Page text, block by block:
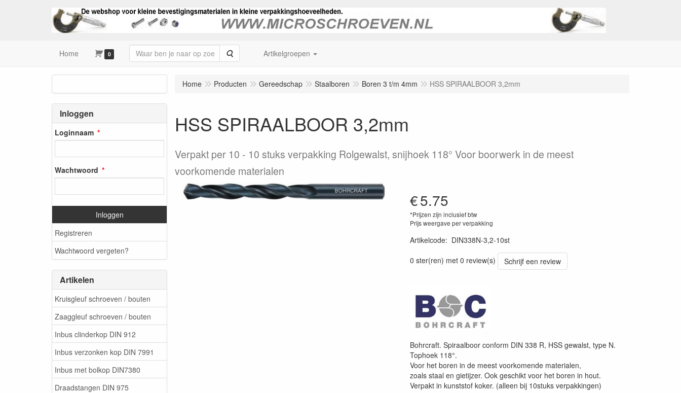
Home 0 Zoeken Artikelgroepen
Inloggen
Loginnaam
Wachtwoord
Inloggen
Registreren
Wachtwoord vergeten?
Artikelen
Kruisgleuf schroeven / bouten
Zaaggleuf schroeven / bouten
Inbus clinderkop DIN 912
Inbus verzonken kop DIN 7991
Inbus met bolkop DIN7380
Draadstangen DIN 975
Home Producten Gereedschap Staalboren Boren 3 t/m 4mm HSS SPIRAALBOOR 3,2mm
HSS SPIRAALBOOR 3,2mm
Verpakt per 10
10 stuks verpakking Rolgewalst, snijhoek 118° Voor boorwerk in de meest
voorkomende materialen
€5.75
*Prijzen zijn inclusief btw
Prijs weergave per verpakking
Artikelcode: DIN338N-3,2-10st
0 ster(ren) met 0 review(s)
Schrijf een review
Bohrcraft. Spiraalboor conform DIN 338 R, HSS gewalst, type N.
Tophoek 118°.
Voor het boren in de meest voorkomende materialen,
zoals staal en gietijzer. Ook geschikt voor het boren in hout.
Verpakt in kunststof koker. (alleen bij 10stuks verpakkingen)